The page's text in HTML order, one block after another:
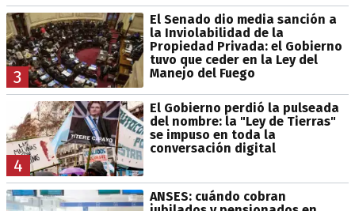
3
El Senado dio media sanción a
la Inviolabilidad de la
Propiedad Privada: el Gobierno
tuvo que ceder en la Ley del
Manejo del Fuego
4
El Gobierno perdió la pulseada
del nombre: la "Ley de Tierras"
se impuso en toda la
conversación digital
ANSES: cuándo cobran